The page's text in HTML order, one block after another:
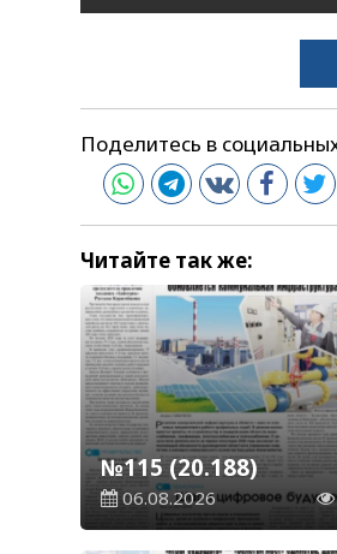
Поделитесь в
Читайте так же:
№115 (20.188)
06.08.2026